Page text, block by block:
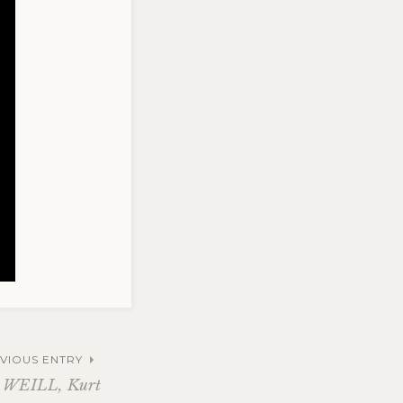
ENTRY
WEILL, Kurt